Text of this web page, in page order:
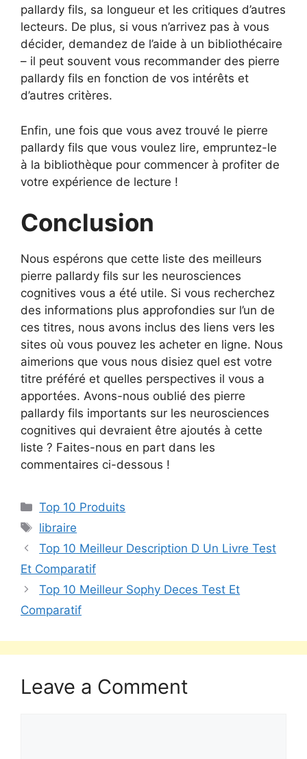
pallardy fils, sa longueur et les critiques d’autres
lecteurs. De plus, si vous n’arrivez pas à vous
décider, demandez de l’aide à un bibliothécaire
– il peut souvent vous recommander des pierre
pallardy fils en fonction de vos intérêts et
d’autres critères.
Enfin, une fois que vous avez trouvé le pierre
pallardy fils que vous voulez lire, empruntez-le
à la bibliothèque pour commencer à profiter de
votre expérience de lecture !
Conclusion
Nous espérons que cette liste des meilleurs
pierre pallardy fils sur les neurosciences
cognitives vous a été utile. Si vous recherchez
des informations plus approfondies sur l’un de
ces titres, nous avons inclus des liens vers les
sites où vous pouvez les acheter en ligne. Nous
aimerions que vous nous disiez quel est votre
titre préféré et quelles perspectives il vous a
apportées. Avons-nous oublié des pierre
pallardy fils importants sur les neurosciences
cognitives qui devraient être ajoutés à cette
liste ? Faites-nous en part dans les
commentaires ci-dessous !
Top 10 Produits
libraire
Top 10 Meilleur Description D Un Livre Test
Et Comparatif
Top 10 Meilleur Sophy Deces Test Et
Comparatif
Leave a Comment